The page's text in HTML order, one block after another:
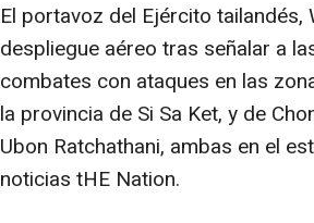
El portavoz del Ejército tailandés,
despliegue aéreo tras señalar a
combates con ataques en las
la provincia de Si Sa Ket, y de
Ubon Ratchathani, ambas en el
noticias tHE Nation.